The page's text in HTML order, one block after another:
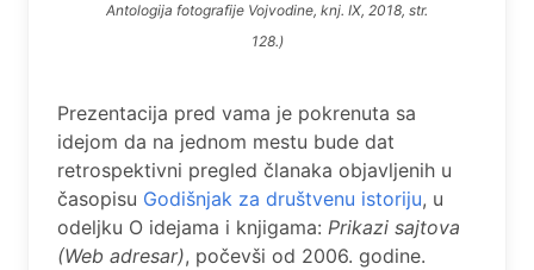
Antologija fotografije Vojvodine, knj. IX, 2018, str.
128.)
Prezentacija pred vama je pokrenuta sa
idejom da na jednom mestu bude dat
retrospektivni pregled članaka objavljenih u
časopisu Godišnjak za društvenu istoriju, u
odeljku O idejama i knjigama: Prikazi sajtova
(Web adresar), počevši od 2006. godine.